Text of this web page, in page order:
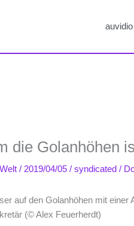
auvidio
die Golanhöhen
/ 2019/04/05/syndicated /